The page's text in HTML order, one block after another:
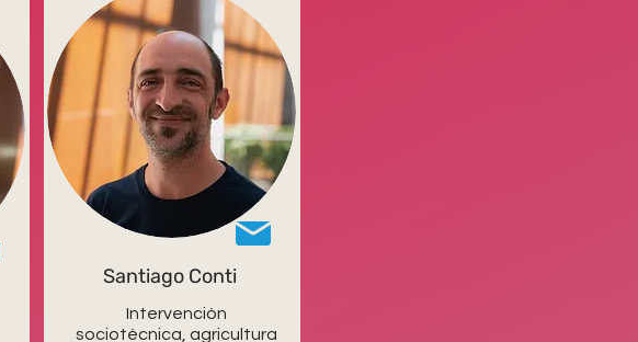
Santiago Conti
Intervención
sociotécnica, agricultura